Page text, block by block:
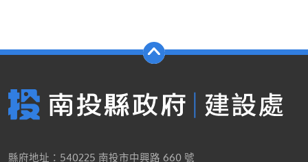
縣府地址：540225 南投市中興路 660 號